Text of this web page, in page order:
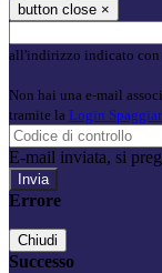
button close ×
all'indirizzo indicato con
Non hai una e-mail
tramite la Login
E-mail inviata, si
Errore
Chiudi
Successo